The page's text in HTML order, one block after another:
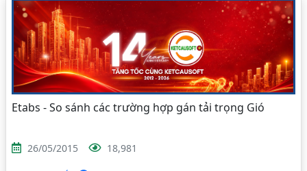
Etabs - So sánh các trường hợp gán tải trọng Gió
26/05/2015 18,981